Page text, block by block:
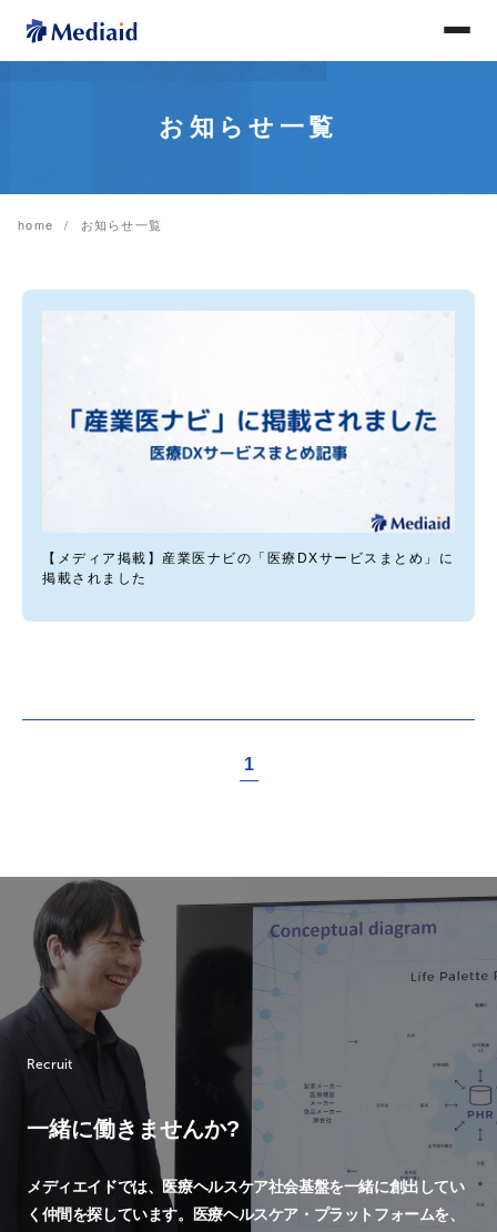
お知らせ一覧
home お知らせ一覧
【メディア掲載】産業医ナビの「医療DXサービスまとめ」に
掲載されました
1
Recruit
一緒に働きませんか?
メディエイドでは、医療ヘルスケア社会基盤を一緒に創出してい
く仲間を探しています。
医療ヘルスケア・プラットフォームを、